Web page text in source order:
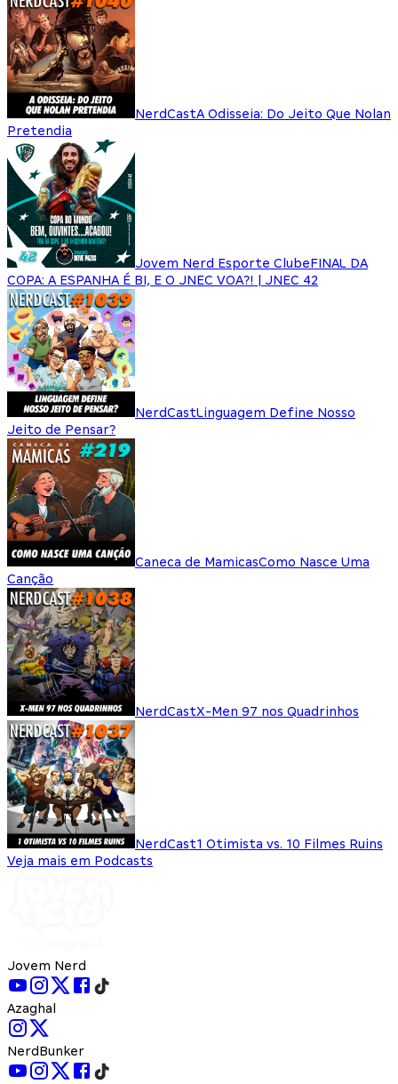
NerdCastA Odisseia: Do Jeito Que Nolan
Pretendia
Jovem Nerd Esporte ClubeFINAL DA
COPA: A ESPANHA É BI, E O JNEC VOA?! | JNEC 42
NerdCastLinguagem Define Nosso
Jeito de Pensar?
Caneca de MamicasComo Nasce Uma
Canção
NerdCastX-Men 97 nos Quadrinhos
NerdCast1 Otimista vs. 10 Filmes Ruins
Veja mais em Podcasts
Jovem Nerd
Azaghal
NerdBunker